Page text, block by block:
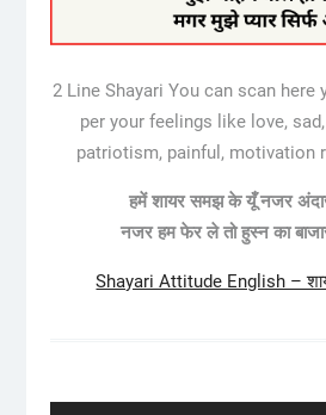
2 Line Shayari You can scan here
per your feelings like love,
patriotism, painful, motivation
हमें शायर समझ के यूँ नजर
नजर हम फेर ले तो हुस्न का
Shayari Attitude English –